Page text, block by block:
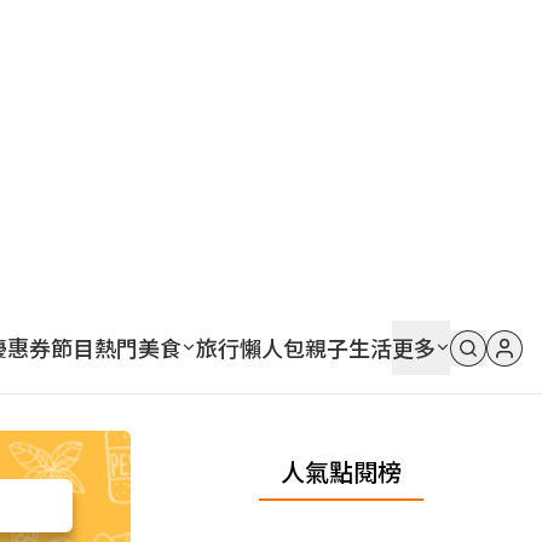
惠券節目熱門美食 旅行懶人包親子生活更多
人氣點閱榜